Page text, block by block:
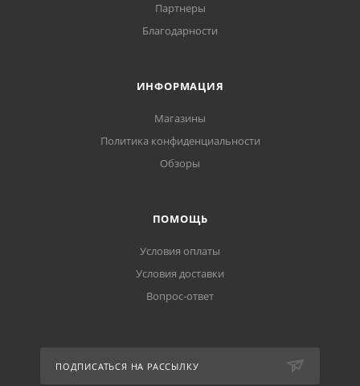
Партнеры
Благодарности
ИНФОРМАЦИЯ
Магазины
Политика конфиденциальности
Обзоры
ПОМОЩЬ
Условия оплаты
Условия доставки
Вопрос-ответ
ПОДПИСАТЬСЯ НА РАССЫЛКУ